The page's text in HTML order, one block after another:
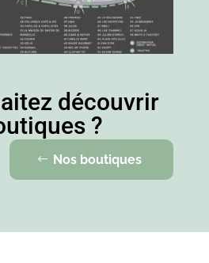
découvrir
?
Nos boutiques